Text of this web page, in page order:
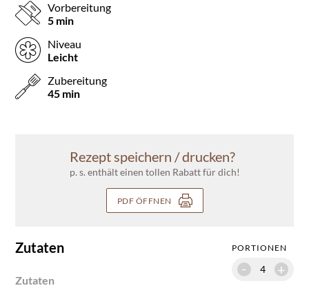
Vorbereitung
5 min
Niveau
Leicht
Zubereitung
45 min
Rezept speichern / drucken?
p. s. enthält einen tollen Rabatt für dich!
PDF ÖFFNEN
Zutaten PORTIONEN
+
-
Zutaten